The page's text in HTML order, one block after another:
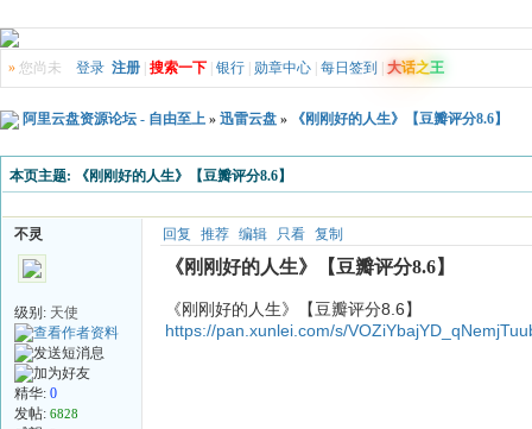
» 您尚未 登录 注册 搜索一下 银行 勋章中心 每日签到 大话之王
阿里云盘资源论坛 - 自由至上 » 迅雷云盘 » 《刚刚好的人生》【豆瓣评分8.6】
本页主题: 《刚刚好的人生》【豆瓣评分8.6】
不灵
级别: 天使
精华: 0
发帖: 6828
回复 推荐 编辑 只看 复制
《刚刚好的人生》【豆瓣评分8.6】
《刚刚好的人生》【豆瓣评分8.6】
https://pan.xunlei.com/s/